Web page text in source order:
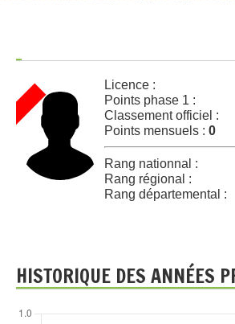
Licence :
Points phase 1 :
Classement officiel :
Points mensuels : 0
Rang nationnal :
Rang régional :
Rang départemental :
HISTORIQUE DES ANNÉES